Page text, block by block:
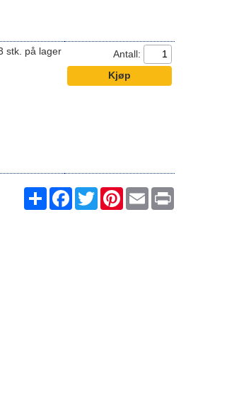
stk. på lager Antall:
Share Facebook
TwitterPinterest
Email